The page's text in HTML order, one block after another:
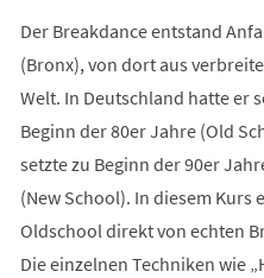
Der Breakdance entstand
(Bronx), von dort aus
Welt. In Deutschland hatte er
Beginn der 80er Jahre (Old
setzte zu Beginn der 90er
(New School). In diesem Kurs
Oldschool direkt von echten
Die einzelnen Techniken wie